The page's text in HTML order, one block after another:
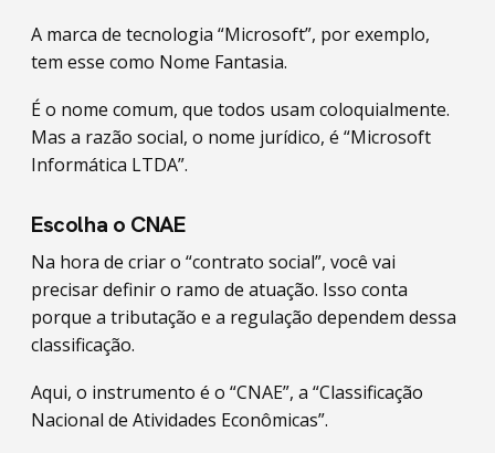
A marca de tecnologia “Microsoft”, por exemplo,
tem esse como Nome Fantasia.
É o nome comum, que todos usam coloquialmente.
Mas a razão social, o nome jurídico, é “Microsoft
Informática LTDA”.
Escolha o CNAE
Na hora de criar o “contrato social”, você vai
precisar definir o ramo de atuação. Isso conta
porque a tributação e a regulação dependem dessa
classificação.
Aqui, o instrumento é o “CNAE”, a “Classificação
Nacional de Atividades Econômicas”.